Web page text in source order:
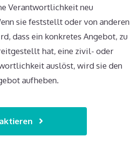
Verantwortlichkeit neu
sie feststellt oder von anderen
dass ein konkretes Angebot, zu
hat, eine zivil- oder
auslöst, wird sie den
aufheben.